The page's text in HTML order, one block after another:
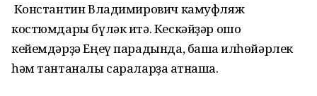
Константин Владимирович камуфляж
костюмдары бүләк итә. Кескәйҙәр ошо
кейемдәрҙә Еңеү парадында, башҡа илһөйәрлек
һәм тантаналы сараларҙа ҡатнаша.